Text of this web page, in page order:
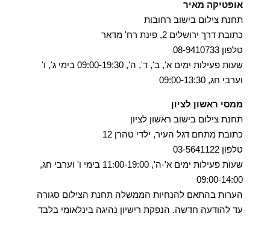
אופטיקה מאיר
תחנת צילום בישוב רחובות
כתובת דרך ירושלים 2, פינת רח' מדאר
טלפון 08-9410733
שעות פעילות ימים א', ב', ד', ה', 09:00-19:30 בימי ג', ו'
וערבי חג, 09:00-13:30
ממסי ראשון לציון
תחנת צילום בישוב ראשון לציון
כתובת מתחם דגל העיר, ילדי טהרן 12
טלפון 03-5641122
שעות פעילות ימים א'-ה', 11:00-19:00 בימי ו' וערבי חג,
09:00-14:00
הערות בהתאם להנחיות הממשלה תחנת הצילום סגורה
עד להודעה חדשה. הנפקת רישיון נהיגה בינלאומי בלבד